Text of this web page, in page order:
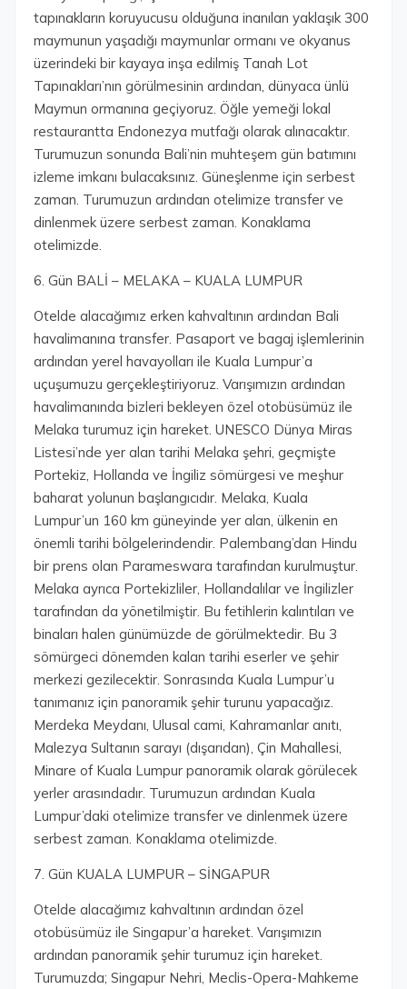
tapınakların koruyucusu olduğuna inanılan yaklaşık 300
maymunun yaşadığı maymunlar ormanı ve okyanus
üzerindeki bir kayaya inşa edilmiş Tanah Lot
Tapınakları’nın görülmesinin ardından, dünyaca ünlü
Maymun ormanına geçiyoruz. Öğle yemeği lokal
restaurantta Endonezya mutfağı olarak alınacaktır.
Turumuzun sonunda Bali’nin muhteşem gün batımını
izleme imkanı bulacaksınız. Güneşlenme için serbest
zaman. Turumuzun ardından otelimize transfer ve
dinlenmek üzere serbest zaman. Konaklama
otelimizde.
6. Gün BALİ – MELAKA – KUALA LUMPUR
Otelde alacağımız erken kahvaltının ardından Bali
havalimanına transfer. Pasaport ve bagaj işlemlerinin
ardından yerel havayolları ile Kuala Lumpur’a
uçuşumuzu gerçekleştiriyoruz. Varışımızın ardından
havalimanında bizleri bekleyen özel otobüsümüz ile
Melaka turumuz için hareket. UNESCO Dünya Miras
Listesi’nde yer alan tarihi Melaka şehri, geçmişte
Portekiz, Hollanda ve İngiliz sömürgesi ve meşhur
baharat yolunun başlangıcıdır. Melaka, Kuala
Lumpur’un 160 km güneyinde yer alan, ülkenin en
önemli tarihi bölgelerindendir. Palembang’dan Hindu
bir prens olan Parameswara tarafından kurulmuştur.
Melaka ayrıca Portekizliler, Hollandalılar ve İngilizler
tarafından da yönetilmiştir. Bu fetihlerin kalıntıları ve
binaları halen günümüzde de görülmektedir. Bu 3
sömürgeci dönemden kalan tarihi eserler ve şehir
merkezi gezilecektir. Sonrasında Kuala Lumpur’u
tanımanız için panoramik şehir turunu yapacağız.
Merdeka Meydanı, Ulusal cami, Kahramanlar anıtı,
Malezya Sultanın sarayı (dışarıdan), Çin Mahallesi,
Minare of Kuala Lumpur panoramik olarak görülecek
yerler arasındadır. Turumuzun ardından Kuala
Lumpur’daki otelimize transfer ve dinlenmek üzere
serbest zaman. Konaklama otelimizde.
7. Gün KUALA LUMPUR – SİNGAPUR
Otelde alacağımız kahvaltının ardından özel
otobüsümüz ile Singapur’a hareket. Varışımızın
ardından panoramik şehir turumuz için hareket.
Turumuzda; Singapur Nehri, Meclis-Opera-Mahkeme